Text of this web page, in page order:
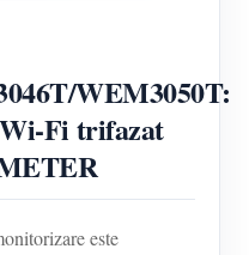
WEM3050T:
Fi trifazat
este